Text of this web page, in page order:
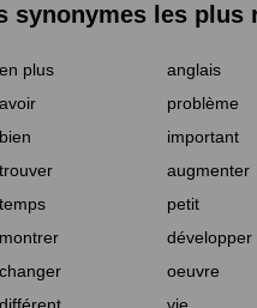
synonymes les plus
en plus anglais
avoir problème
bien important
trouver augmenter
temps petit
montrer développer
changer oeuvre